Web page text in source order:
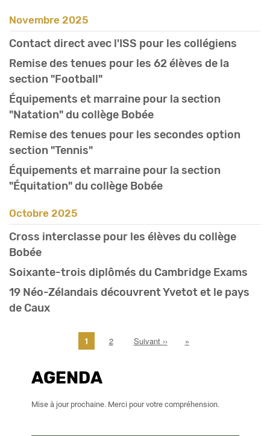
novembre 2025
Contact direct avec l'ISS pour les collégiens
Remise des tenues pour les 62 élèves de la
section "Football"
Équipements et marraine pour la section
"Natation" du collège Bobée
Remise des tenues pour les secondes option
section "Tennis"
Équipements et marraine pour la section
"Équitation" du collège Bobée
octobre 2025
Cross interclasse pour les élèves du collège
Bobée
Soixante-trois diplômés du Cambridge Exams
19 Néo-Zélandais découvrent Yvetot et le pays
de Caux
Page
courante
1 Page
2
Page
Suivant ››
Dernière
»
AGENDA
Mise à jour prochaine. Merci pour votre compréhension.